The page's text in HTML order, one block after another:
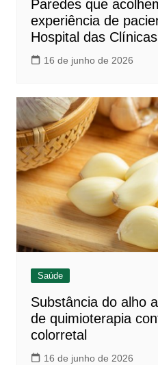
Paredes que
experiência de
Hospital das
16 de junho de 2026
Saúde
Substância do alho
de quimioterapia
colorretal
16 de junho de 2026